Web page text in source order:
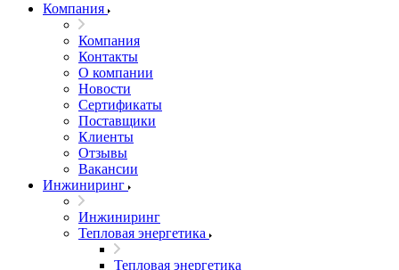
Компания
Компания
Контакты
О компании
Новости
Сертификаты
Поставщики
Клиенты
Отзывы
Вакансии
Инжиниринг
Инжиниринг
Тепловая энергетика
Тепловая энергетика